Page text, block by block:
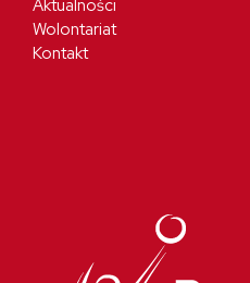
Aktualności
Wolontariat
Kontakt